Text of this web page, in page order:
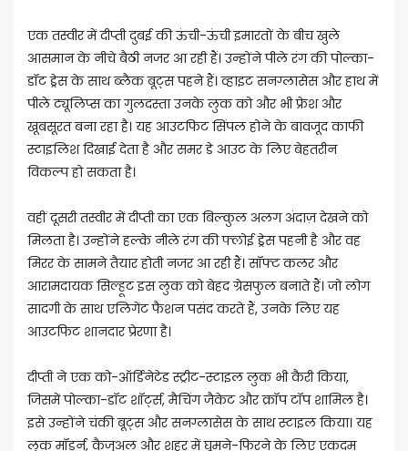
एक तस्वीर में दीप्ती दुबई की ऊंची-ऊंची इमारतों के बीच खुले
आसमान के नीचे बैठी नजर आ रही हैं। उन्होंने पीले रंग की पोल्का-
डॉट ड्रेस के साथ ब्लैक बूट्स पहने हैं। व्हाइट सनग्लासेस और हाथ में
पीले ट्यूलिप्स का गुलदस्ता उनके लुक को और भी फ्रेश और
खूबसूरत बना रहा है। यह आउटफिट सिंपल होने के बावजूद काफी
स्टाइलिश दिखाई देता है और समर डे आउट के लिए बेहतरीन
विकल्प हो सकता है।
वहीं दूसरी तस्वीर में दीप्ती का एक बिल्कुल अलग अंदाज़ देखने को
मिलता है। उन्होंने हल्के नीले रंग की फ्लोई ड्रेस पहनी है और वह
मिरर के सामने तैयार होती नजर आ रही हैं। सॉफ्ट कलर और
आरामदायक सिल्हूट इस लुक को बेहद ग्रेसफुल बनाते हैं। जो लोग
सादगी के साथ एलिगेंट फैशन पसंद करते हैं, उनके लिए यह
आउटफिट शानदार प्रेरणा है।
दीप्ती ने एक को-ऑर्डिनेटेड स्ट्रीट-स्टाइल लुक भी कैरी किया,
जिसमें पोल्का-डॉट शॉर्ट्स, मैचिंग जैकेट और क्रॉप टॉप शामिल है।
इसे उन्होंने चंकी बूट्स और सनग्लासेस के साथ स्टाइल किया। यह
लुक मॉडर्न, कैजुअल और शहर में घूमने-फिरने के लिए एकदम